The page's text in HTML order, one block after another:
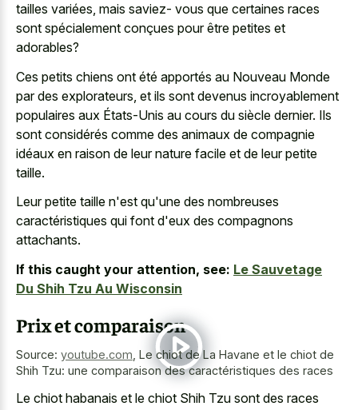
tailles variées, mais saviez- vous que certaines races
sont spécialement conçues pour être petites et
adorables?
Ces petits chiens ont été apportés au Nouveau Monde
par des explorateurs, et ils sont devenus incroyablement
populaires aux États-Unis au cours du siècle dernier. Ils
sont considérés comme des animaux de compagnie
idéaux en raison de leur nature facile et de leur petite
taille.
Leur petite taille n'est qu'une des nombreuses
caractéristiques qui font d'eux des compagnons
attachants.
If this caught your attention, see: Le Sauvetage
Du Shih Tzu Au Wisconsin
Prix et comparaison
Source: youtube.com Le chiot de La Havane et le chiot de
Shih Tzu: une comparaison des caractéristiques des races
Le chiot habanais et le chiot Shih Tzu sont des races